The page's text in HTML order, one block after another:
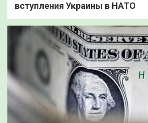
вступления Украины в НАТО